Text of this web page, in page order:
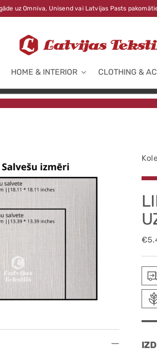
uz Omniva, Unisend vai Latvijas Pasts
HOME & INTERIOR CLOTHING &